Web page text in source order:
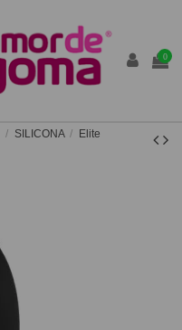
0
SILICONA
Elite